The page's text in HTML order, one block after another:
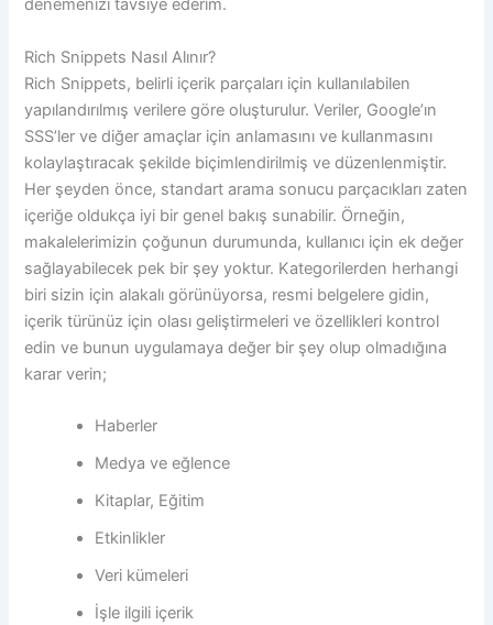
denemenizi tavsiye ederim.
Rich Snippets Nasıl Alınır?
Rich Snippets, belirli içerik parçaları için kullanılabilen
yapılandırılmış verilere göre oluşturulur. Veriler, Google’ın
SSS’ler ve diğer amaçlar için anlamasını ve kullanmasını
kolaylaştıracak şekilde biçimlendirilmiş ve düzenlenmiştir.
Her şeyden önce, standart arama sonucu parçacıkları zaten
içeriğe oldukça iyi bir genel bakış sunabilir. Örneğin,
makalelerimizin çoğunun durumunda, kullanıcı için ek değer
sağlayabilecek pek bir şey yoktur. Kategorilerden herhangi
biri sizin için alakalı görünüyorsa, resmi belgelere gidin,
içerik türünüz için olası geliştirmeleri ve özellikleri kontrol
edin ve bunun uygulamaya değer bir şey olup olmadığına
karar verin;
Haberler
Medya ve eğlence
Kitaplar, Eğitim
Etkinlikler
Veri kümeleri
İşle ilgili içerik